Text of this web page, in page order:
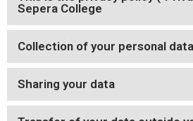
Sepera College
Collection of your personal data
Sharing your data